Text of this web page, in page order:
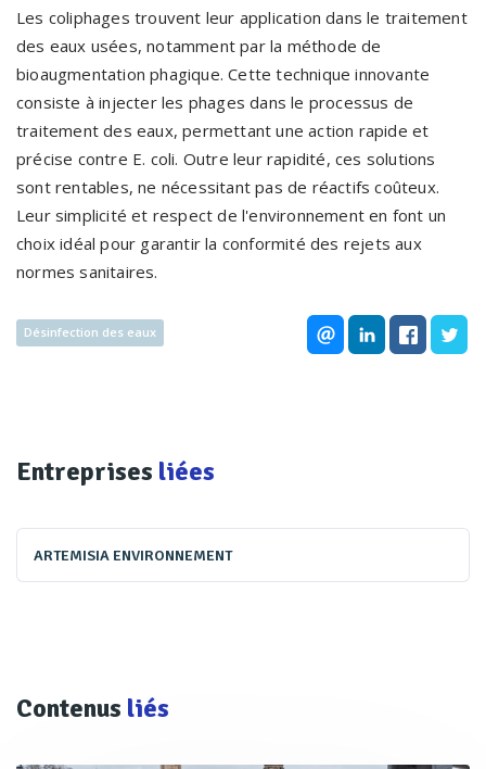
Les coliphages trouvent leur application dans le traitement
des eaux usées, notamment par la méthode de
bioaugmentation phagique. Cette technique innovante
consiste à injecter les phages dans le processus de
traitement des eaux, permettant une action rapide et
précise contre E. coli. Outre leur rapidité, ces solutions
sont rentables, ne nécessitant pas de réactifs coûteux.
Leur simplicité et respect de l'environnement en font un
choix idéal pour garantir la conformité des rejets aux
normes sanitaires.
Désinfection des eaux
Entreprises liées
ARTEMISIA ENVIRONNEMENT
Contenus liés